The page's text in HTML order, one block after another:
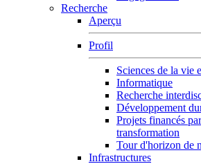
Recherche
Aperçu
Profil
Sciences de la vie
Informatique
Recherche
Développement
Projets financés
transformation
Tour d'horizon de
Infrastructures